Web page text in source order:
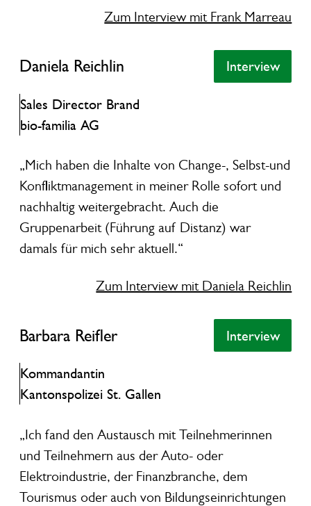
Zum Interview mit Frank Marreau
Daniela Reichlin Interview
Interview
Sales Director Brand
bio-familia AG
„Mich haben die Inhalte von Change-, Selbst-und
Konfliktmanagement in meiner Rolle sofort und
nachhaltig weitergebracht. Auch die
Gruppenarbeit (Führung auf Distanz) war
damals für mich sehr aktuell.“
Zum Interview mit Daniela Reichlin
Barbara Reifler Interview
Interview
Kommandantin
Kantonspolizei St. Gallen
„Ich fand den Austausch mit Teilnehmerinnen
und Teilnehmern aus der Auto- oder
Elektroindustrie, der Finanzbranche, dem
Tourismus oder auch von Bildungseinrichtungen